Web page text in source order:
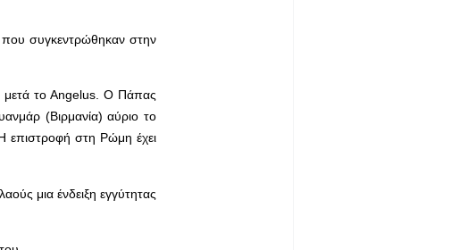
συγκεντρώθηκαν στην
μετά το Angelus. Ο Πάπας
(Βιρμανία) αύριο το
επιστροφή στη Ρώμη έχει
μια ένδειξη εγγύτητας